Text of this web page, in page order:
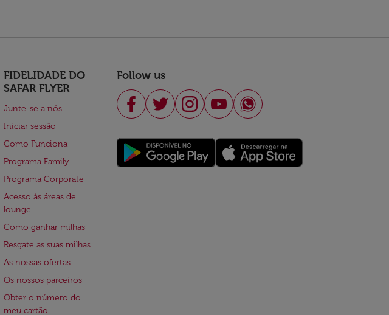
FIDELIDADE DO
SAFAR FLYER
Junte-se a nós
Iniciar sessão
Como Funciona
Programa Family
Programa Corporate
Acesso às áreas de
lounge
Como ganhar milhas
Resgate as suas milhas
As nossas ofertas
Os nossos parceiros
Obter o número do
meu cartão
Follow us